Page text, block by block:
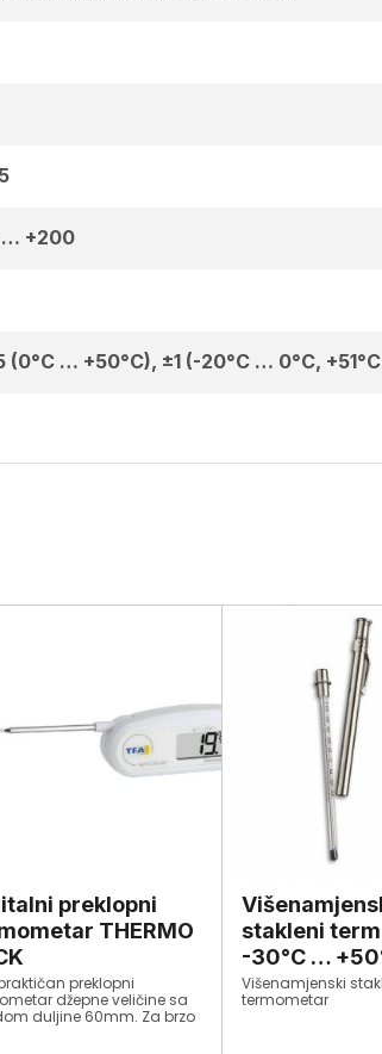
+200
(0°C … +50°C), ±1 (-20°C … 0°C,
preklopni
THERMO
preklopni
džepne veličine sa
duljine 60mm. Za brzo
stakleni
-30°C …
Višenamjenski
termometar